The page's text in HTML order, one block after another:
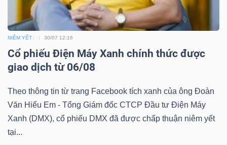
NIÊM YẾT 30/07 12:16
Cổ phiếu Điện Máy Xanh chính thức được
giao dịch từ 06/08
Theo thông tin từ trang Facebook tích xanh của ông Đoàn
Văn Hiểu Em - Tổng Giám đốc CTCP Đầu tư Điện Máy
Xanh (DMX), cổ phiếu DMX đã được chấp thuận niêm yết
tại...
TIỆN
ÍCH
BẤT
ĐỘNG